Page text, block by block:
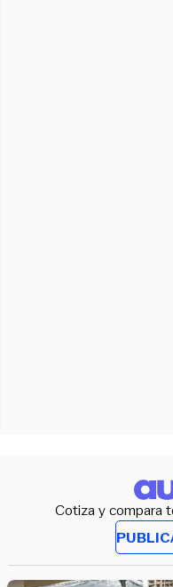
Cotiza y compara